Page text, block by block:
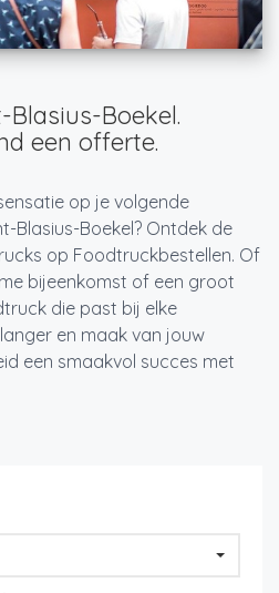
Boekel.
een offerte.
op je volgende
Blasius-Boekel? Ontdek de
op Foodtruckbestellen. Of
bijeenkomst of een groot
die past bij elke
en maak van jouw
een smaakvol succes met